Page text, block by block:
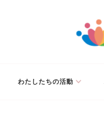
わたしたちの活動